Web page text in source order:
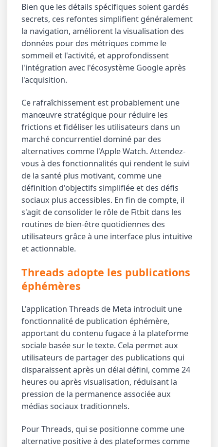
Bien que les détails spécifiques soient gardés
secrets, ces refontes simplifient généralement
la navigation, améliorent la visualisation des
données pour des métriques comme le
sommeil et l'activité, et approfondissent
l'intégration avec l'écosystème Google après
l'acquisition.
Ce rafraîchissement est probablement une
manœuvre stratégique pour réduire les
frictions et fidéliser les utilisateurs dans un
marché concurrentiel dominé par des
alternatives comme l'Apple Watch. Attendez-
vous à des fonctionnalités qui rendent le suivi
de la santé plus motivant, comme une
définition d'objectifs simplifiée et des défis
sociaux plus accessibles. En fin de compte, il
s'agit de consolider le rôle de Fitbit dans les
routines de bien-être quotidiennes des
utilisateurs grâce à une interface plus intuitive
et actionnable.
Threads adopte les publications
éphémères
L'application Threads de Meta introduit une
fonctionnalité de publication éphémère,
apportant du contenu fugace à la plateforme
sociale basée sur le texte. Cela permet aux
utilisateurs de partager des publications qui
disparaissent après un délai défini, comme 24
heures ou après visualisation, réduisant la
pression de la permanence associée aux
médias sociaux traditionnels.
Pour Threads, qui se positionne comme une
alternative positive à des plateformes comme